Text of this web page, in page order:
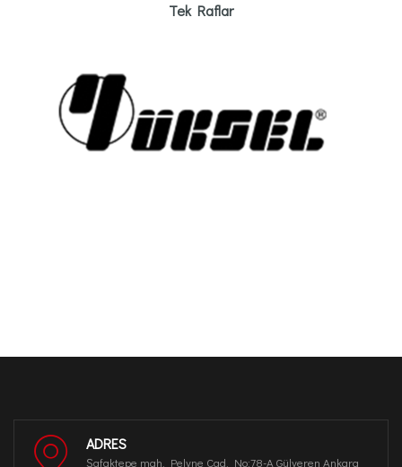
Tek Raflar
ADRES
Şafaktepe mah. Pelvne Cad. No:78-A Gülveren Ankara